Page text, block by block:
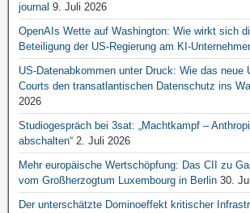
journal 9. Juli 2026
OpenAIs Wette auf Washington: Wie wirkt sich
Beteiligung der US-Regierung am KI-
US-Datenabkommen unter Druck: Wie das neue
Courts den transatlantischen Datenschutz ins
2026
Studiogespräch bei 3sat: „Machtkampf –
abschalten“ 2. Juli 2026
Mehr europäische Wertschöpfung: Das CII zu
vom Großherzogtum Luxembourg in Berlin 30.
Der unterschätzte Dominoeffekt kritischer